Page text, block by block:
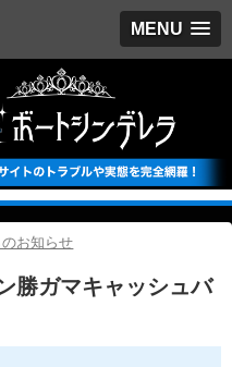
MENU
お知らせ
勝ガマキャッシュバ